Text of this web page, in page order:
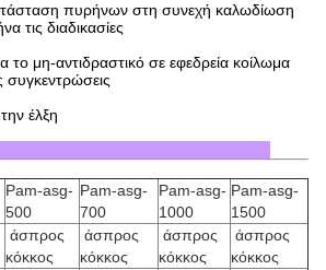
πυρήνων στη συνεχή καλωδίωση
τις διαδικασίες
το μη-αντιδραστικό σε εφεδρεία κοίλωμα
συγκεντρώσεις
έλξη
Pam-asg-
500
Pam-asg-
700
Pam-asg-
1000
Pam-asg-
1500
άσπρος
κόκκος
άσπρος
κόκκος
άσπρος
κόκκος
άσπρος
κόκκος